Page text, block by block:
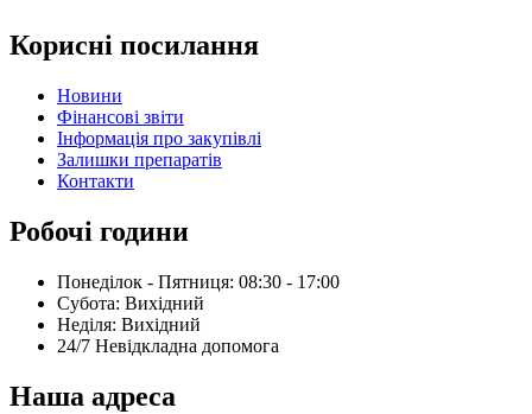
Корисні посилання
Новини
Фінансові звіти
Інформація про закупівлі
Залишки препаратів
Контакти
Робочі години
Понеділок - Пятниця: 08:30 - 17:00
Субота: Вихідний
Нeділя: Вихідний
24/7 Невідкладна допомога
Наша адреса